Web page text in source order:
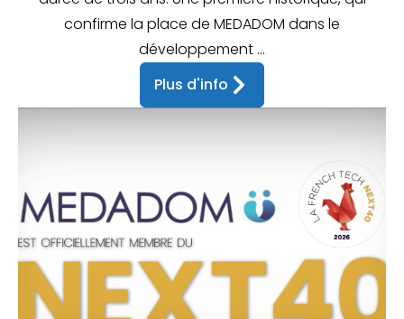
confirme la place de MEDADOM dans le
développement ...
Plus d'info